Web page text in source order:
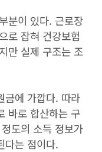
분이 있다. 근로장
로 잡혀 건강보험
만 실제 구조는 조
금에 가깝다. 따라
바로 합산하는 구
도의 소득 정보가
다는 점이다.